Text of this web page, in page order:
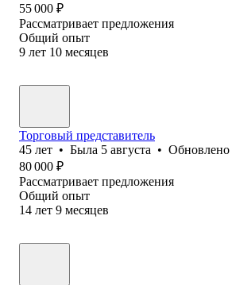
55 000 ₽
Рассматривает предложения
Общий опыт
9 лет 10 месяцев
Торговый представитель
45 лет • Была 5 августа • Обновлено
80 000 ₽
Рассматривает предложения
Общий опыт
14 лет 9 месяцев